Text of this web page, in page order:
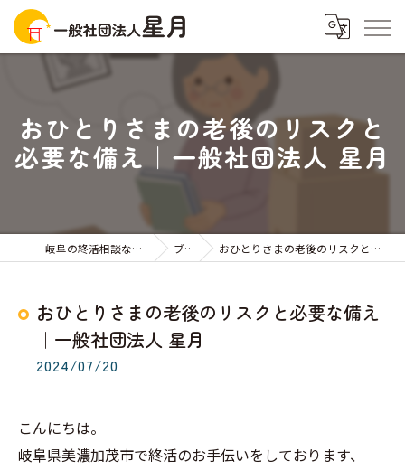
おひとりさまの老後のリスクと
必要な備え｜一般社団法人 星月
岐阜の終活相談なら一般社団法人星月 ブログ おひとりさまの老後のリスクと必要な備え｜一般社団法人 星月
おひとりさまの老後のリスクと必要な備え
｜一般社団法人 星月
2024/07/20
こんにちは。
岐阜県美濃加茂市で終活のお手伝いをしております、